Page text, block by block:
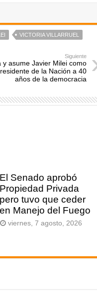
VICTORIA VILLARRUEL
Siguiente
y asume Javier Milei como
de la Nación a 40
años de la democracia
El Senado aprobó
Propiedad Privada
pero tuvo que ceder
en Manejo del Fuego
viernes, 7 agosto, 2026